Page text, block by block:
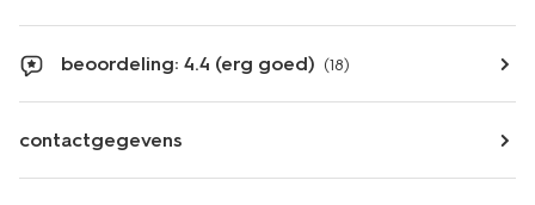
beoordeling: 4.4 (erg goed) (18)
contactgegevens